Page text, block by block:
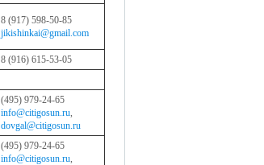
8 (917) 598-50-85
jikishinkai@gmail.com
8 (916) 615-53-05
(495) 979-24-65
info@citigosun.ru,
dovgal@citigosun.ru
(495) 979-24-65
info@citigosun.ru,